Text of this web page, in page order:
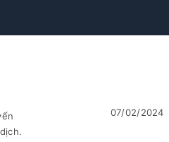
07/02/2024